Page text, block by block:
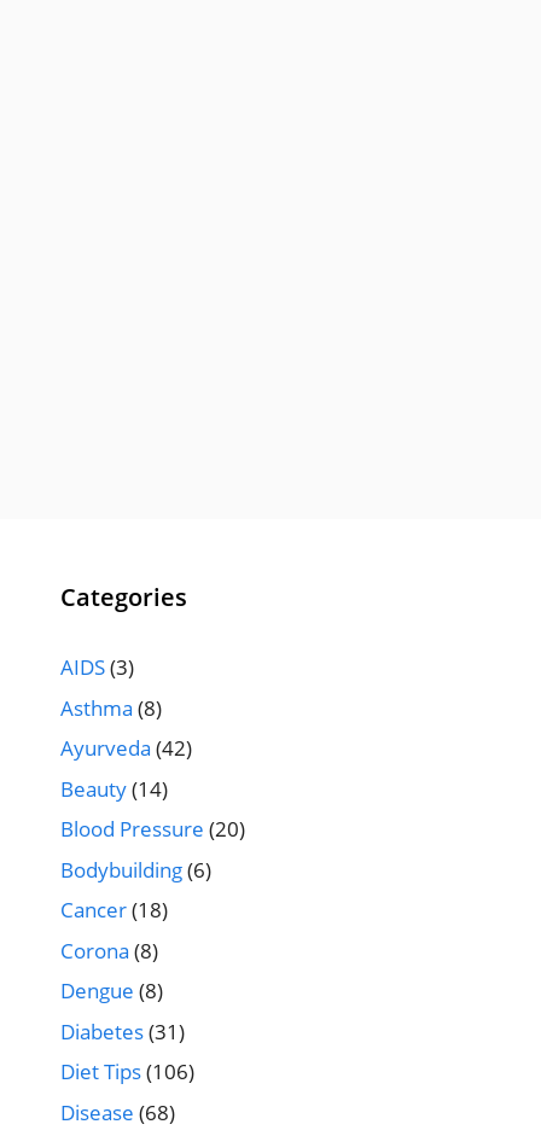
Categories
AIDS(3)
Asthma (8)
Ayurveda (42)
Beauty(14)
Blood Pressure (20)
Bodybuilding(6)
Cancer(18)
Corona (8)
Dengue (8)
Diabetes(31)
Diet Tips(106)
Disease (68)